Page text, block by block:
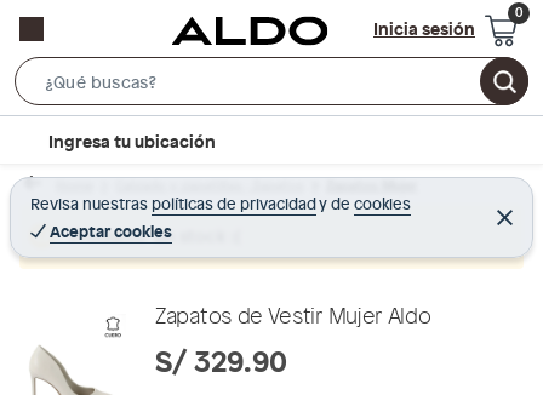
Inicia sesión
e
r
c
B
r
c
t
Ingresa tu ubicación
Revisa nuestras políticas de privacidadyde cookies
Aceptar cookies
C
e
r
Home Calzado y zapatillas - Zapatos Zapatos Mujer
Producto sin stock :(
Zapatos de Vestir Mujer Aldo
S/ 329.90